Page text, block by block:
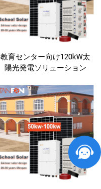
教育センター向け120kW太
陽光発電ソリューション